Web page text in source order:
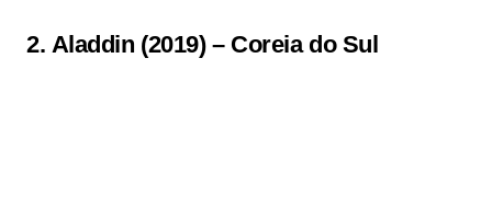
2. Aladdin (2019)– Coreia do Sul